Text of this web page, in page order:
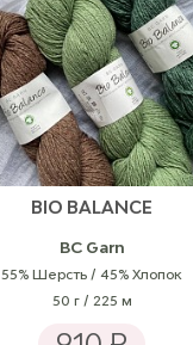
BIO BALANCE
BC Garn
55% Шерсть / 45% Хлопок
50 г / 225 м